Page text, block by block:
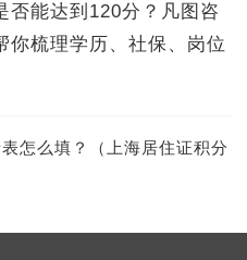
能达到120分？凡图咨
你梳理学历、社保、岗位
怎么填？（上海居住证积分